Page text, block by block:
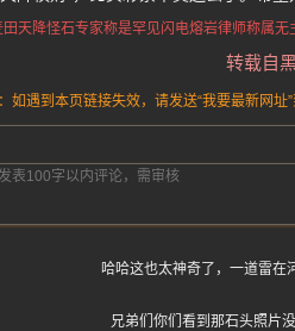
天降怪石专家称是罕见闪电熔岩律师称属无
转载自
如遇到本页链接失效，请发送“我要最新网
哈哈这也太神奇了，一道雷在
兄弟们你们看到那石头照片